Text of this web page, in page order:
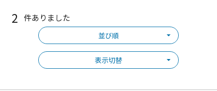
2 件ありました
並び順
表示切替